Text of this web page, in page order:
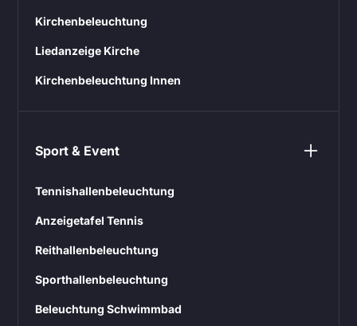
Kirchenbeleuchtung
Liedanzeige Kirche
Kirchenbeleuchtung Innen
Sport & Event
Tennishallenbeleuchtung
Anzeigetafel Tennis
Reithallenbeleuchtung
Sporthallenbeleuchtung
Beleuchtung Schwimmbad